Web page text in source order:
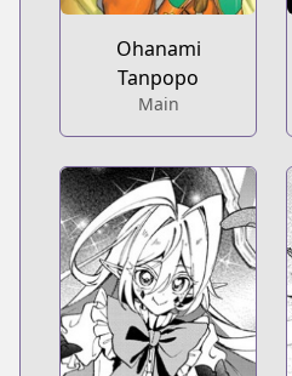
Ohanami
Tanpopo
Main